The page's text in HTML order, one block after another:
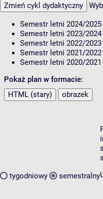
Zmień cykl dydaktyczny
Semestr letni 2024/2025
Semestr letni 2023/2024
Semestr letni 2022/2023
Semestr letni 2021/2022
Semestr letni 2020/2021
Pokaż plan w formacie:
HTML (stary)
obrazek
tygodniowy semestralny